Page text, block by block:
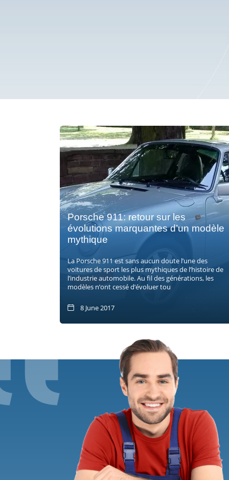
Porsche 911: retour sur les
évolutions marquantes d’un modèle
mythique
La Porsche 911 est sans aucun doute l’une des
voitures de sport les plus mythiques de l’histoire de
l’industrie automobile. Au fil des générations, les
modèles n’ont cessé d’évoluer tou
8 June 2017